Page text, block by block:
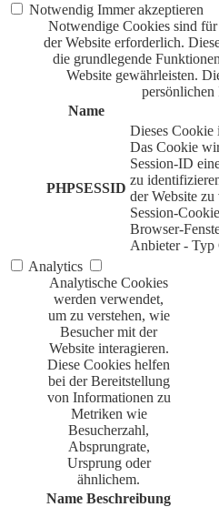
Notwendig Immer akzeptieren
Notwendige Cookies sind
der Website erforderlich.
die grundlegende
Website gewährleisten.
Name
PHPSESSID
Dieses
Das Cookie
Session-ID
zu
der Website
Session-
Browser-
Anbieter - Typ
Analytics
Analytische Cookies
werden verwendet,
um zu verstehen, wie
Besucher mit der
Website interagieren.
Diese Cookies helfen
bei der Bereitstellung
von Informationen zu
Metriken wie
Besucherzahl,
Absprungrate,
Ursprung oder
ähnlichem.
Name Beschreibung